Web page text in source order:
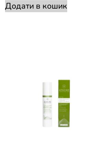
Додати в кошик